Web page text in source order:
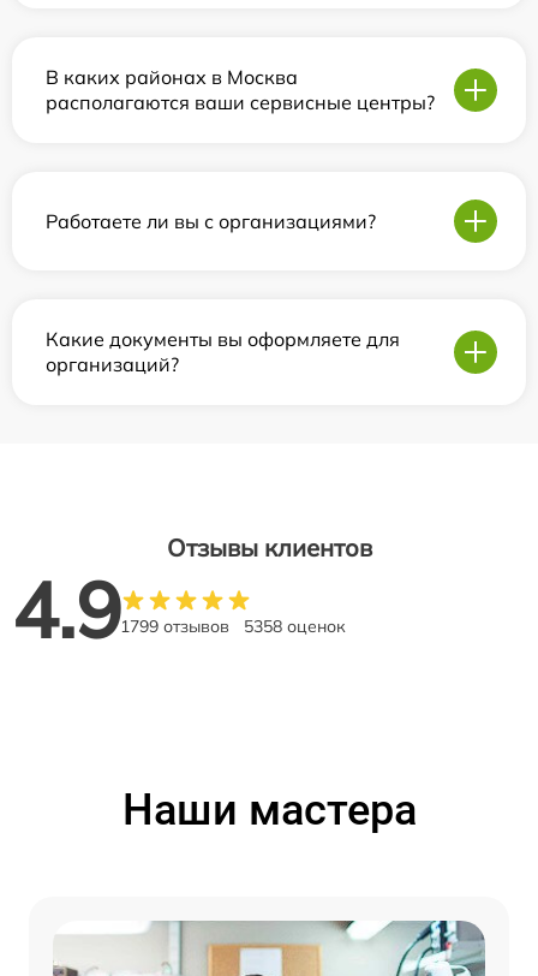
В каких районах в Москва
располагаются ваши сервисные центры?
Работаете ли вы с организациями?
Какие документы вы оформляете для
организаций?
Отзывы клиентов
4.91799 отзывов 5358 оценок
Наши мастера